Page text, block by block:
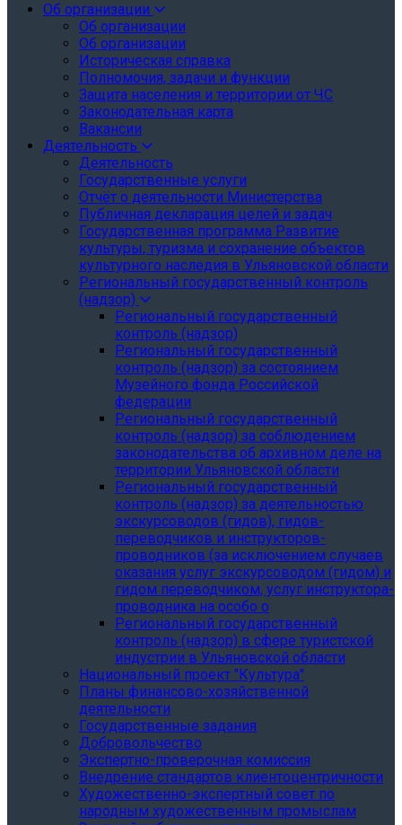
Об организации
Об организации
Об организации
Историческая справка
Полномочия, задачи и функции
Защита населения и территории от ЧС
Законодательная карта
Вакансии
Деятельность
Деятельность
Государственные услуги
Отчёт о деятельности Министерства
Публичная декларация целей и задач
Государственная программа Развитие
культуры, туризма и сохранение объектов
культурного наследия в Ульяновской области
Региональный государственный контроль
(надзор)
Региональный государственный
контроль (надзор)
Региональный государственный
контроль (надзор) за состоянием
Музейного фонда Российской
федерации
Региональный государственный
контроль (надзор) за соблюдением
законодательства об архивном деле на
территории Ульяновской области
Региональный государственный
контроль (надзор) за деятельностью
экскурсоводов (гидов), гидов-
переводчиков и инструкторов-
проводников (за исключением случаев
оказания услуг экскурсоводом (гидом) и
гидом переводчиком, услуг инструктора-
проводника на особо о
Региональный государственный
контроль (надзор) в сфере туристской
индустрии в Ульяновской области
Национальный проект "Культура"
Планы финансово-хозяйственной
деятельности
Государственные задания
Добровольчество
Экспертно-проверочная комиссия
Внедрение стандартов клиентоцентричности
Художественно-экспертный совет по
народным художественным промыслам